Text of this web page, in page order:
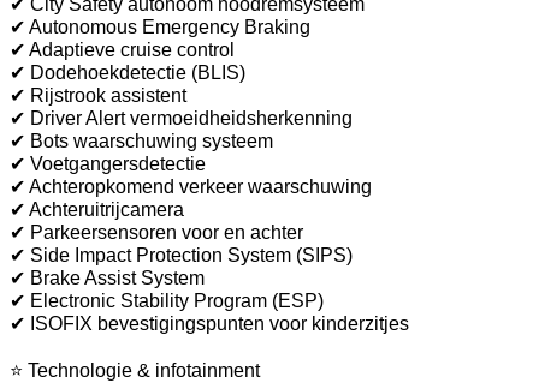
✔ City Safety autonoom noodremsysteem
✔ Autonomous Emergency Braking
✔ Adaptieve cruise control
✔ Dodehoekdetectie (BLIS)
✔ Rijstrook assistent
✔ Driver Alert vermoeidheidsherkenning
✔ Bots waarschuwing systeem
✔ Voetgangersdetectie
✔ Achteropkomend verkeer waarschuwing
✔ Achteruitrijcamera
✔ Parkeersensoren voor en achter
✔ Side Impact Protection System (SIPS)
✔ Brake Assist System
✔ Electronic Stability Program (ESP)
✔ ISOFIX bevestigingspunten voor kinderzitjes
⭐ Technologie & infotainment